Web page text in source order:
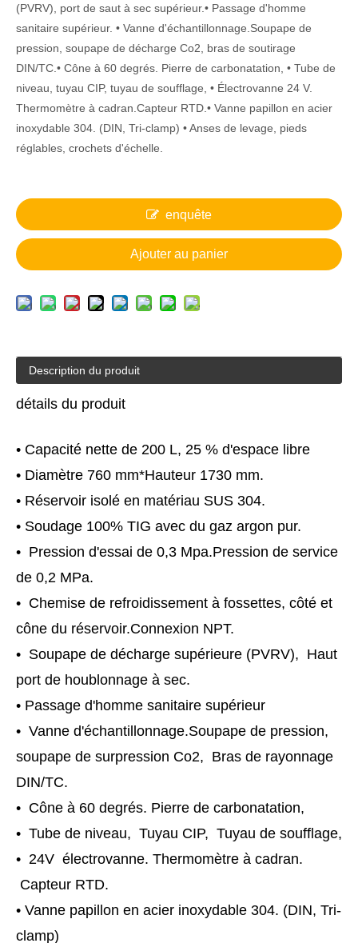
(PVRV), port de saut à sec supérieur.• Passage d'homme
sanitaire supérieur. • Vanne d'échantillonnage.Soupape de
pression, soupape de décharge Co2, bras de soutirage
DIN/TC.• Cône à 60 degrés. Pierre de carbonatation, • Tube de
niveau, tuyau CIP, tuyau de soufflage, • Électrovanne 24 V.
Thermomètre à cadran.Capteur RTD.• Vanne papillon en acier
inoxydable 304. (DIN, Tri-clamp) • Anses de levage, pieds
réglables, crochets d'échelle.
enquête
Ajouter au panier
Description du produit
détails du produit
• Capacité nette de 200 L, 25 % d'espace libre
• Diamètre 760 mm*Hauteur 1730 mm.
• Réservoir isolé en matériau SUS 304.
• Soudage 100% TIG avec du gaz argon pur.
• Pression d'essai de 0,3 Mpa.Pression de service
de 0,2 MPa.
• Chemise de refroidissement à fossettes, côté et
cône du réservoir.Connexion NPT.
• Soupape de décharge supérieure (PVRV), Haut
port de houblonnage à sec.
• Passage d'homme sanitaire supérieur
• Vanne d'échantillonnage.Soupape de pression,
soupape de surpression Co2, Bras de rayonnage
DIN/TC.
• Cône à 60 degrés. Pierre de carbonatation,
• Tube de niveau, Tuyau CIP, Tuyau de soufflage,
• 24V électrovanne. Thermomètre à cadran.
Capteur RTD.
• Vanne papillon en acier inoxydable 304. (DIN, Tri-
clamp)